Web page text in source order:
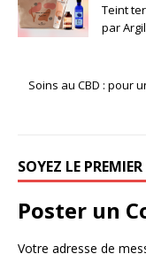
Teint
par
Soins au CBD : pour
SOYEZ LE
Poster un
Votre adresse de